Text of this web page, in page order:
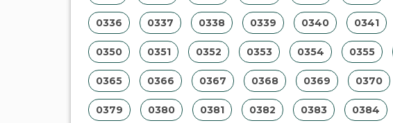
0336 0337 0338 0339 0340 0341
0350 0351 0352 0353 0354 0355
0365 0366 0367 0368 0369 0370
0379 0380 0381 0382 0383 0384